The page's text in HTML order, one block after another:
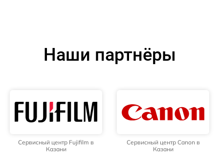
Наши партнёры
Сервисный центр Fujifilm в
Казани
Сервисный центр Canon в
Казани